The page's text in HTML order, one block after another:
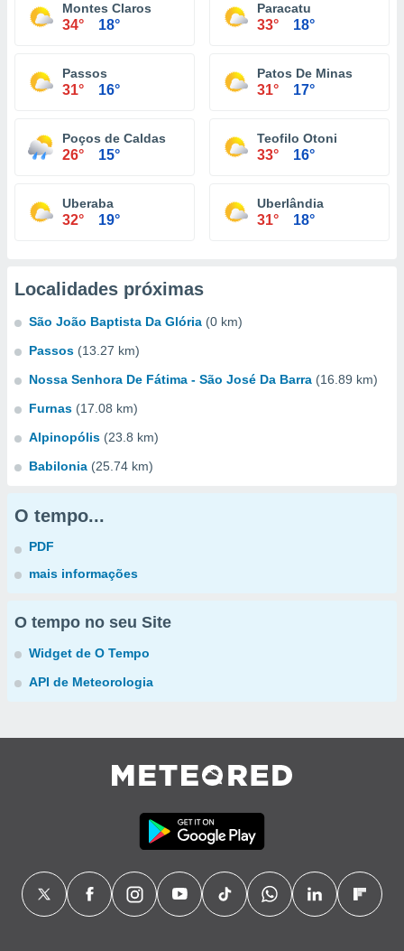
Montes Claros
34° 18°
Paracatu
33° 18°
Passos
31° 16°
Patos De Minas
31° 17°
Poços de Caldas
26° 15°
Teofilo Otoni
33° 16°
Uberaba
32° 19°
Uberlândia
31° 18°
Localidades próximas
São João Baptista Da Glória (0 km)
Passos (13.27 km)
Nossa Senhora De Fátima - São José Da Barra (16.89 km)
Furnas (17.08 km)
Alpinopólis (23.8 km)
Babilonia (25.74 km)
O tempo...
PDF
mais informações
O tempo no seu Site
Widget de O Tempo
API de Meteorologia